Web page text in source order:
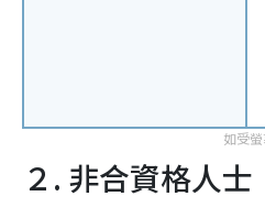
２. 非合資格人士